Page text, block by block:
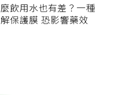
飲用水也有差？一種
保護膜 恐影響藥效